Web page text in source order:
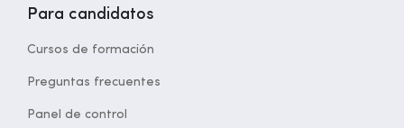
Para candidatos
Cursos de formación
Preguntas frecuentes
Panel de control